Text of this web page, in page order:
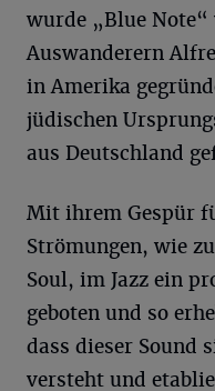
wurde „Blue Note“
Auswanderern
in Amerika
jüdischen
aus Deutschland
Mit ihrem Gespür
Strömungen, wie
Soul, im Jazz ein
geboten und so
dass dieser Sound
versteht und